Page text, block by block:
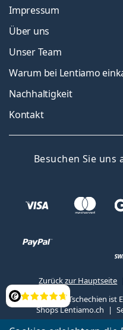
Bewertung
Impressum
Über uns
Unser Team
Warum bei Lentiamo
Nachhaltigkeit
Kontakt
Besuchen Sie uns
Zurück zur Hauptseite
Lentiamo s.r.o., Tschechien
Shops Lentiamo.ch